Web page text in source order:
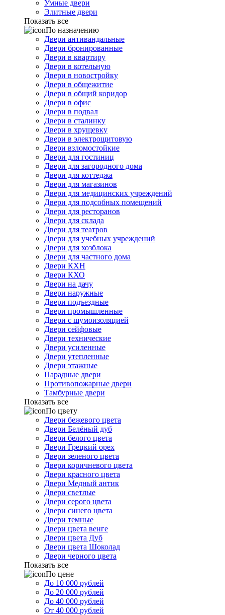
Умные двери
Элитные двери
Показать все
По назначению
Двери антивандальные
Двери бронированные
Двери в квартиру
Двери в котельную
Двери в новостройку
Двери в общежитие
Двери в общий коридор
Двери в офис
Двери в подвал
Двери в сталинку
Двери в хрущевку
Двери в электрощитовую
Двери взломостойкие
Двери для гостиниц
Двери для загородного дома
Двери для коттеджа
Двери для магазинов
Двери для медицинских учреждений
Двери для подсобных помещений
Двери для ресторанов
Двери для склада
Двери для театров
Двери для учебных учреждений
Двери для хозблока
Двери для частного дома
Двери КХН
Двери КХО
Двери на дачу
Двери наружные
Двери подъездные
Двери промышленные
Двери с шумоизоляцией
Двери сейфовые
Двери технические
Двери усиленные
Двери утепленные
Двери этажные
Парадные двери
Противопожарные двери
Тамбурные двери
Показать все
По цвету
Двери бежевого цвета
Двери Белёный дуб
Двери белого цвета
Двери Грецкий орех
Двери зеленого цвета
Двери коричневого цвета
Двери красного цвета
Двери Медный антик
Двери светлые
Двери серого цвета
Двери синего цвета
Двери темные
Двери цвета венге
Двери цвета Дуб
Двери цвета Шоколад
Двери черного цвета
Показать все
По цене
До 10 000 рублей
До 20 000 рублей
До 40 000 рублей
От 40 000 рублей